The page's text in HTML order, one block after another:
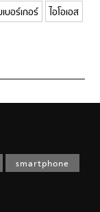
บอร์เกอร์ ไอโอเอส
smartphone